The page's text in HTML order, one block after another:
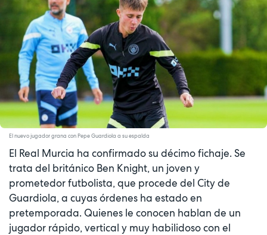
El nuevo jugador grana con Pepe Guardiola a su espalda
El Real Murcia ha confirmado su décimo fichaje. Se
trata del británico Ben Knight, un joven y
prometedor futbolista, que procede del City de
Guardiola, a cuyas órdenes ha estado en
pretemporada. Quienes le conocen hablan de un
jugador rápido, vertical y muy habilidoso con el